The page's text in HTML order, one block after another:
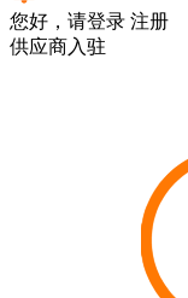
您好，请登录 注册
供应商入驻